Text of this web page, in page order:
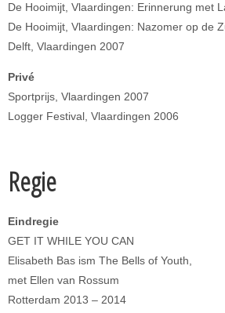
De Hooimijt, Vlaardingen: Erinnerung met
De Hooimijt, Vlaardingen: Nazomer op de
Delft, Vlaardingen 2007
Privé
Sportprijs, Vlaardingen 2007
Logger Festival, Vlaardingen 2006
Regie
Eindregie
GET IT WHILE YOU CAN
Elisabeth Bas ism The Bells of Youth,
met Ellen van Rossum
Rotterdam 2013 – 2014